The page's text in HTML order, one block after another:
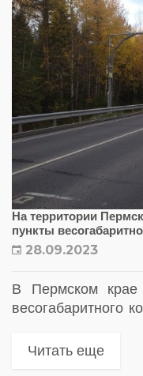
На территории
пункты
28.09.2023
В Пермском крае
весогабаритного
большегруза
Читать еще